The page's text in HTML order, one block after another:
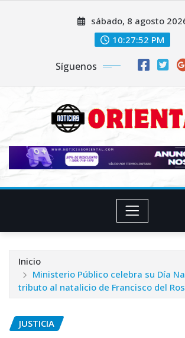
sábado, 8 agosto
10:27:54 PM
Síguenos
Inicio
Ministerio Público celebra su Día
tributo al natalicio de Francisco del
JUSTICIA